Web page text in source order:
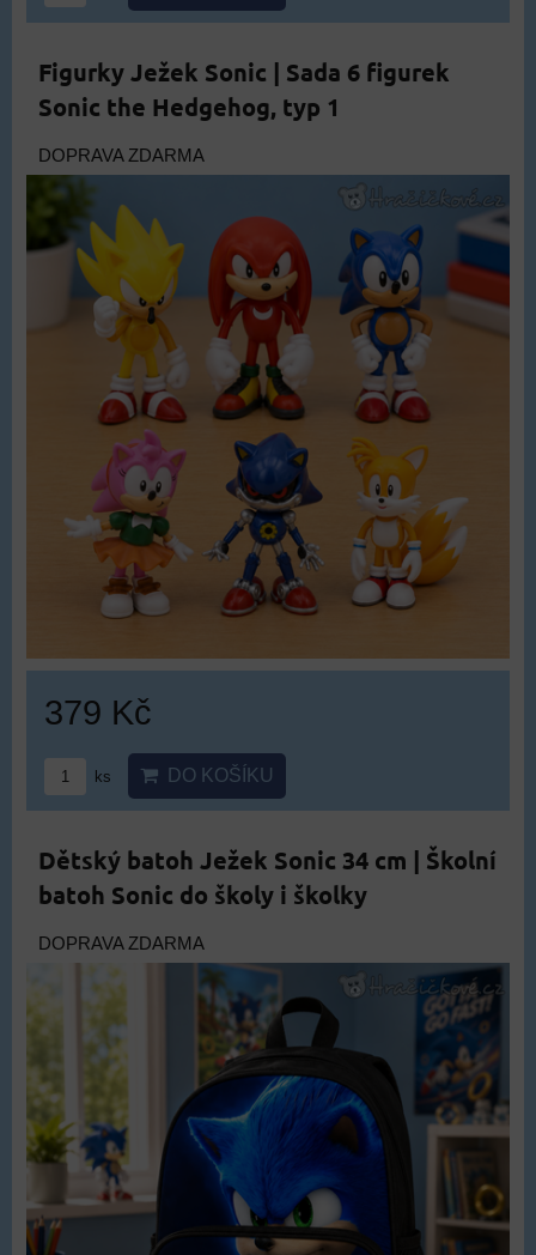
Figurky Ježek Sonic | Sada 6 figurek
Sonic the Hedgehog, typ 1
DOPRAVA ZDARMA
379 Kč
ks DO KOŠÍKU
Dětský batoh Ježek Sonic 34 cm | Školní
batoh Sonic do školy i školky
DOPRAVA ZDARMA